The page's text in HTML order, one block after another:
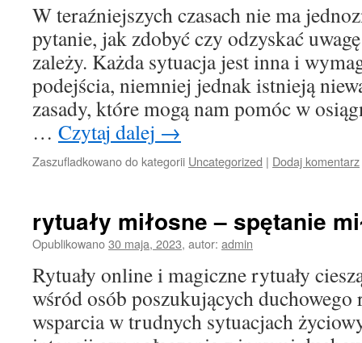
W teraźniejszych czasach nie ma
pytanie, jak zdobyć czy odzyskać
zależy. Każda sytuacja jest inna i
podejścia, niemniej jednak istnieją
zasady, które mogą nam pomóc w
… Czytaj dalej →
Zaszufladkowano do kategorii Uncategorized | Dodaj komentarz
rytuały miłosne – spętanie
Opublikowano30 maja, 2023, autor: admin
Rytuały online i magiczne rytuały
wśród osób poszukujących
wsparcia w trudnych sytuacjach